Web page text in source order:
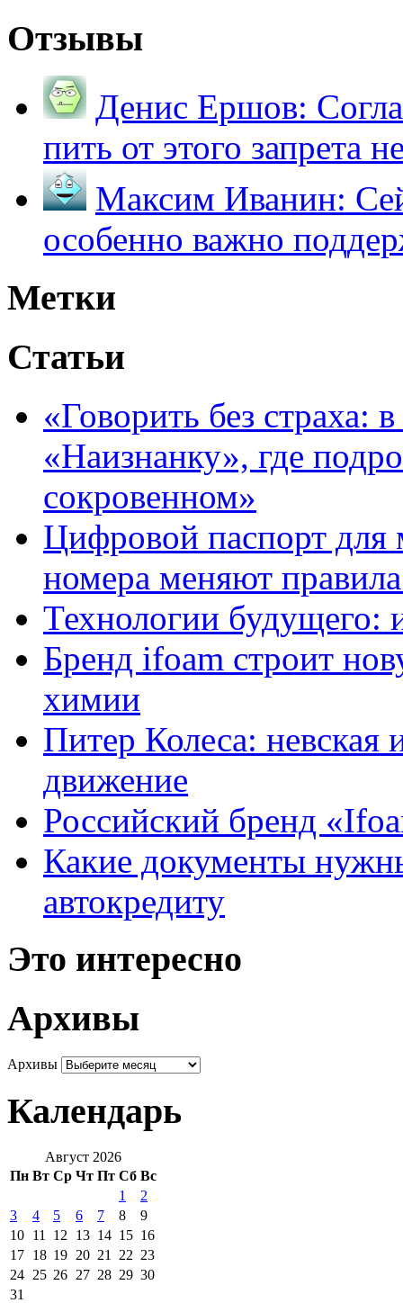
Отзывы
Денис Ершов:
пить от этого запрета
Максим Иванин:
особенно важно
Метки
Статьи
«Говорить без страха:
«Наизнанку», где
сокровенном»
Цифровой паспорт для
номера меняют
Технологии будущего:
Бренд ifoam строит
химии
Питер Колеса: невская
движение
Российский бренд
Какие документы
автокредиту
Это интересно
Архивы
Архивы
Календарь
Август 2026
Пн Вт Ср Чт Пт Сб Вс
1
2
3
4 5 6 7 8
9
10 11 12 13 14 15 16
17 18 19 20 21 22 23
24 25 26 27 28 29 30
31